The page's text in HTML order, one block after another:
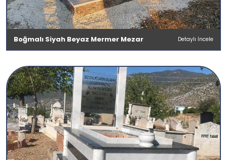
Boğmalı Siyah Beyaz Mermer Mezar Detaylı İncele